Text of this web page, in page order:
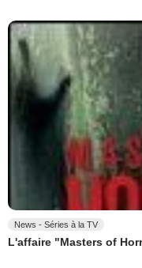
News - Séries à la TV
L'affaire "Masters of